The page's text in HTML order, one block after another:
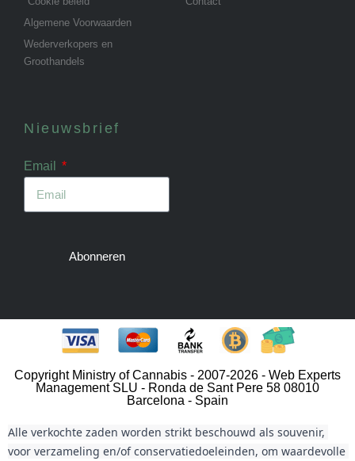
Algemene Voorwaarden
Wederverkopers en
Groothandels
Nieuwsbrief
Email
Abonneren
Copyright Ministry of Cannabis - 2007-2026 - Web Experts
Management SLU - Ronda de Sant Pere 58 08010
Barcelona - Spain
Alle verkochte zaden worden strikt beschouwd als souvenir,
voor verzameling en/of conservatiedoeleinden, om waardevolle